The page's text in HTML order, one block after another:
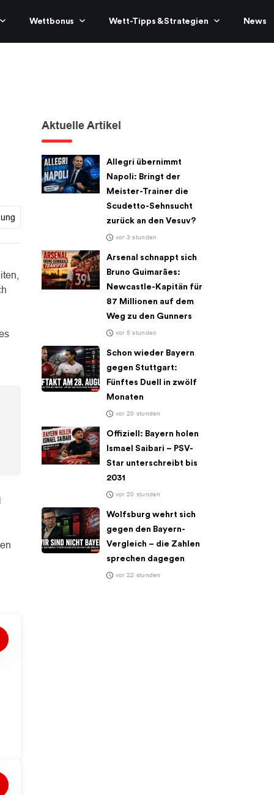
Wettbonus Wett-Tipps & Strategien News
Aktuelle Artikel
Allegri übernimmt
Napoli: Bringt der
Meister-Trainer die
Scudetto-Sehnsucht
zurück an den Vesuv?
vor 3 stunden
Arsenal schnappt sich
Bruno Guimarães:
Newcastle-Kapitän für
87 Millionen auf dem
Weg zu den Gunners
vor 5 stunden
Schon wieder Bayern
gegen Stuttgart:
Fünftes Duell in zwölf
Monaten
vor 20 stunden
Offiziell: Bayern holen
Ismael Saibari – PSV-
Star unterschreibt bis
2031
vor 20 stunden
Wolfsburg wehrt sich
gegen den Bayern-
Vergleich – die Zahlen
sprechen dagegen
vor 22 stunden